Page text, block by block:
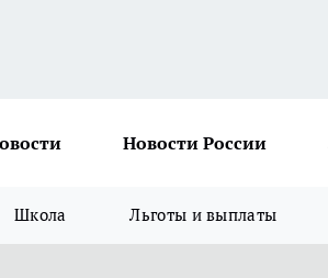
Новости России
Школа Льготы и выплаты